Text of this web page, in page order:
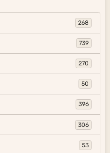
268
739
270
50
396
306
53